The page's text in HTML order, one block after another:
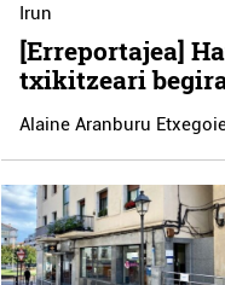
Irun
[Erreportajea]
txikitzeari
Alaine Aranburu